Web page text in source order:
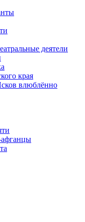
деятели
края
влюблённо